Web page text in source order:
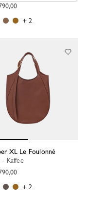
+ 2
XL Le Foulonné
- Kaffee
+ 2